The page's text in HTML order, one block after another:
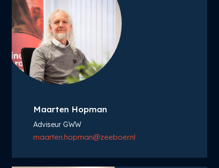
Maarten Hopman
Adviseur GWW
maarten.hopman@zeeboer.nl